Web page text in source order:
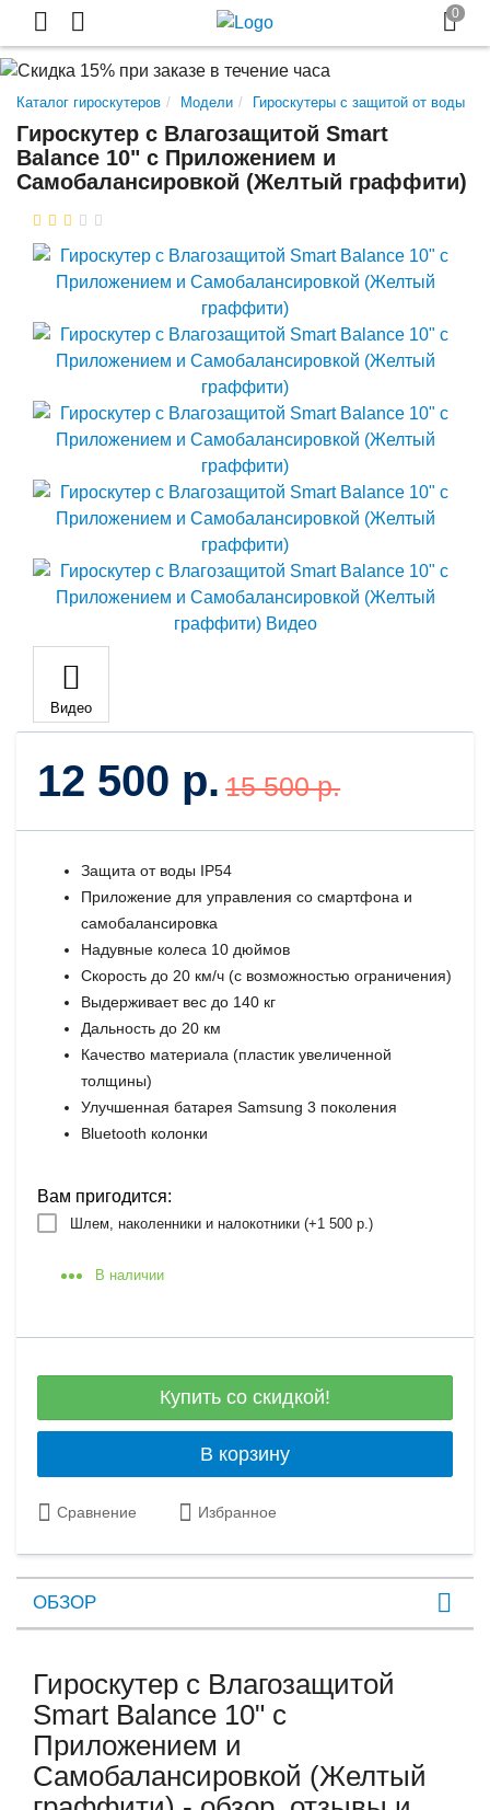
Каталог гироскутеров Модели Гироскутеры с защитой от воды
Гироскутер с Влагозащитой Smart
Balance 10" c Приложением и
Самобалансировкой (Желтый граффити)
Видео
12 500 р. 15 500 р.
Защита от воды IP54
Приложение для управления со смартфона и
самобалансировка
Надувные колеса 10 дюймов
Скорость до 20 км/ч (с возможностью ограничения)
Выдерживает вес до 140 кг
Дальность до 20 км
Качество материала (пластик увеличенной
толщины)
Улучшенная батарея Samsung 3 поколения
Bluetooth колонки
Вам пригодится:
Шлем, наколенники и налокотники (+1 500 р.)
В наличии
Купить со скидкой!
В корзину
Сравнение Избранное
ОБЗОР
Гироскутер с Влагозащитой
Smart Balance 10" c
Приложением и
Самобалансировкой (Желтый